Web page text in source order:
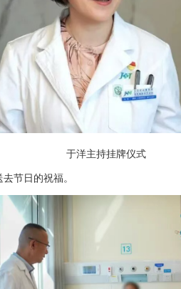
于洋主持挂牌仪式
节日的祝福。